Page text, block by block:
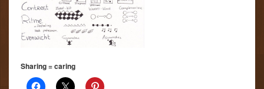
Sharing = caring